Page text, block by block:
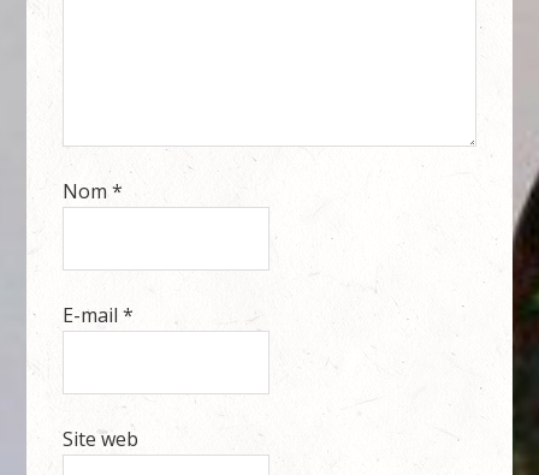
Nom*
E-mail*
Site web